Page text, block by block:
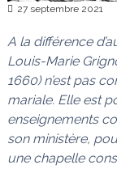
27 septembre 2021
A la différence
Louis-Marie
1660) n’est pas
mariale. Elle est
enseignements
son ministère,
une chapelle